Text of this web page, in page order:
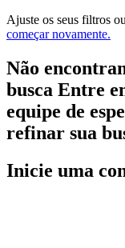
Ajuste os seus filtros ou
começar novamente.
Não
busca Entre
equipe de
refinar sua
Inicie uma